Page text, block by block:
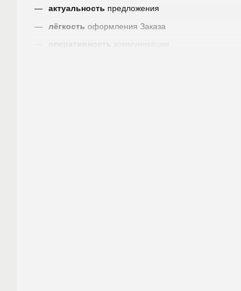
актуальность предложения
лёгкость оформления Заказа